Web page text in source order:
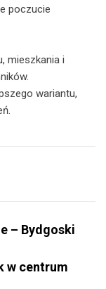
poczucie
mieszkania i
wariantu,
– Bydgoski
w centrum